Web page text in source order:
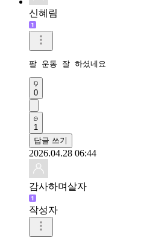
신혜림
팔 운동 잘 하셨네요
0
1
답글 쓰기
2026.04.28 06:44
감사하며살자
작성자